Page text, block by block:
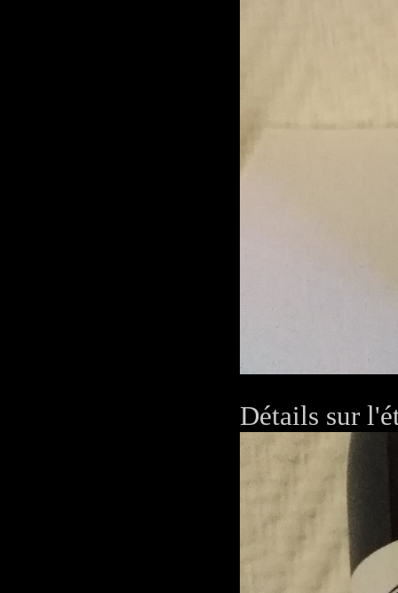
Détails sur